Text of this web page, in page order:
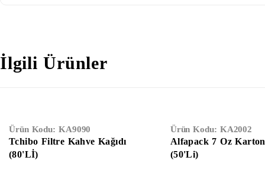
İlgili Ürünler
Ürün Kodu: KA9090
Tchibo Filtre Kahve Kağıdı
(80'Lİ)
Ürün Kodu: KA2002
Alfapack 7 Oz
(50'li)